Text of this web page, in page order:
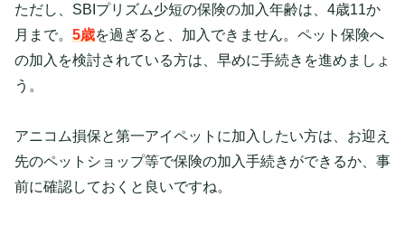
ただし、SBIプリズム少短の保険の加入年齢は、4歳11か
月まで。 5歳を過ぎると、加入できません。ペット保険へ
の加入を検討されている方は、早めに手続きを進めましょ
う。
アニコム損保と第一アイペットに加入したい方は、お迎え
先のペットショップ等で保険の加入手続きができるか、事
前に確認しておくと良いですね。